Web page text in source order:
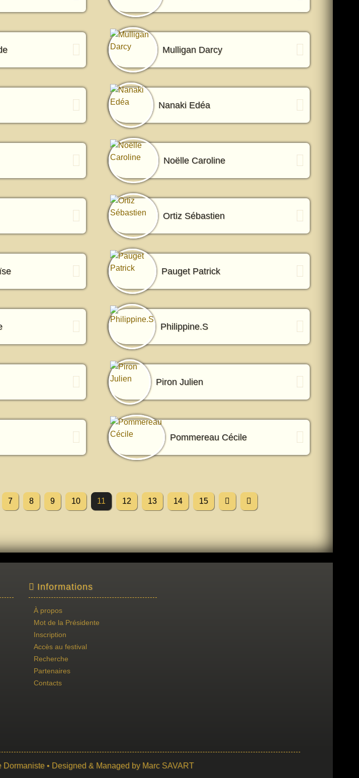
Mulligan Darcy
Nanaki Edéa
Noëlle Caroline
Ortiz Sébastien
Pauget Patrick
Philippine.S
Piron Julien
Pommereau Cécile
7 8 9 10 11 12 13 14 15
Informations
À propos
Mot de la Présidente
Inscription
Accès au festival
Recherche
Partenaires
Contacts
Dormaniste • Designed & Managed by Marc SAVART